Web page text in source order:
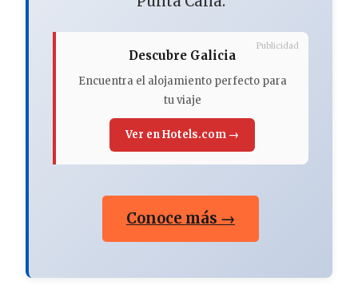
Descubre Galicia
Encuentra el alojamiento perfecto para
tu viaje
Ver en Hotels.com →
Publicidad
Conoce más →